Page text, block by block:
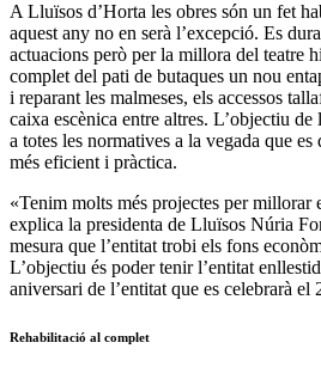
A Lluïsos d’Horta les obres són un fet
aquest any no en serà l’excepció. Es
actuacions però per la millora del teatre
complet del pati de butaques un nou
i reparant les malmeses, els accessos
caixa escènica entre altres. L’objectiu de
a totes les normatives a la vegada que
més eficient i pràctica.
«Tenim molts més projectes per millorar
explica la presidenta de Lluïsos Núria
mesura que l’entitat trobi els fons
L’objectiu és poder tenir l’entitat
aniversari de l’entitat que es celebrarà el
Rehabilitació al complet